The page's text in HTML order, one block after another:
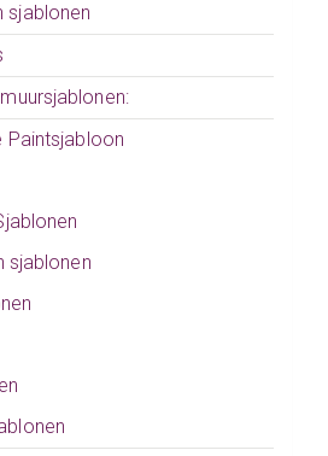
sjablonen
Paintsjabloon
sjablonen